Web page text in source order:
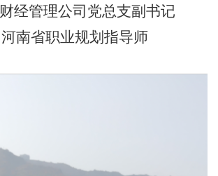
财经管理公司党总支副书记
河南省职业规划指导师